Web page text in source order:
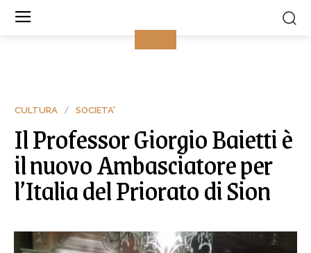
CULTURA SOCIETA'
Il Professor Giorgio Baietti è
il nuovo Ambasciatore per
l’Italia del Priorato di Sion